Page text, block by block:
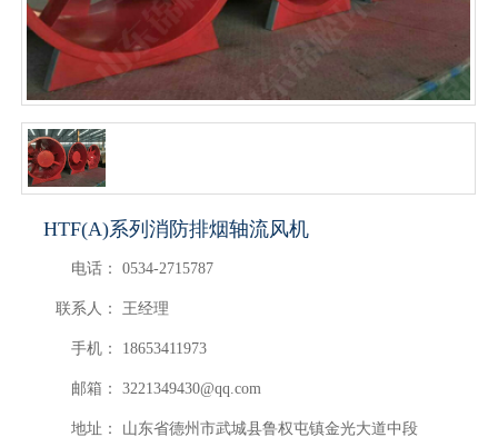
HTF(A)系列消防排烟轴流风机
电话： 0534-2715787
联系人： 王经理
手机： 18653411973
邮箱： 3221349430@qq.com
地址： 山东省德州市武城县鲁权屯镇金光大道中段